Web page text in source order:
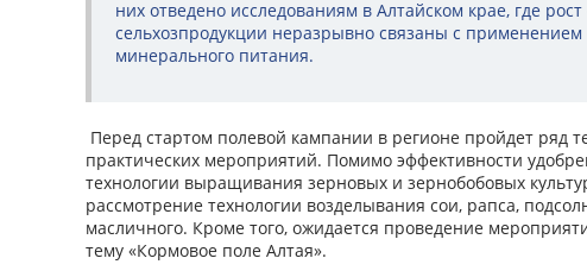
них отведено исследованиям в Алтайском крае, где
сельхозпродукции неразрывно связаны с
минерального питания.
Перед стартом полевой кампании в регионе пройдет ряд
практических мероприятий. Помимо эффективности
технологии выращивания зерновых и зернобобовых
рассмотрение технологии возделывания сои, рапса,
масличного. Кроме того, ожидается проведение
тему «Кормовое поле Алтая».